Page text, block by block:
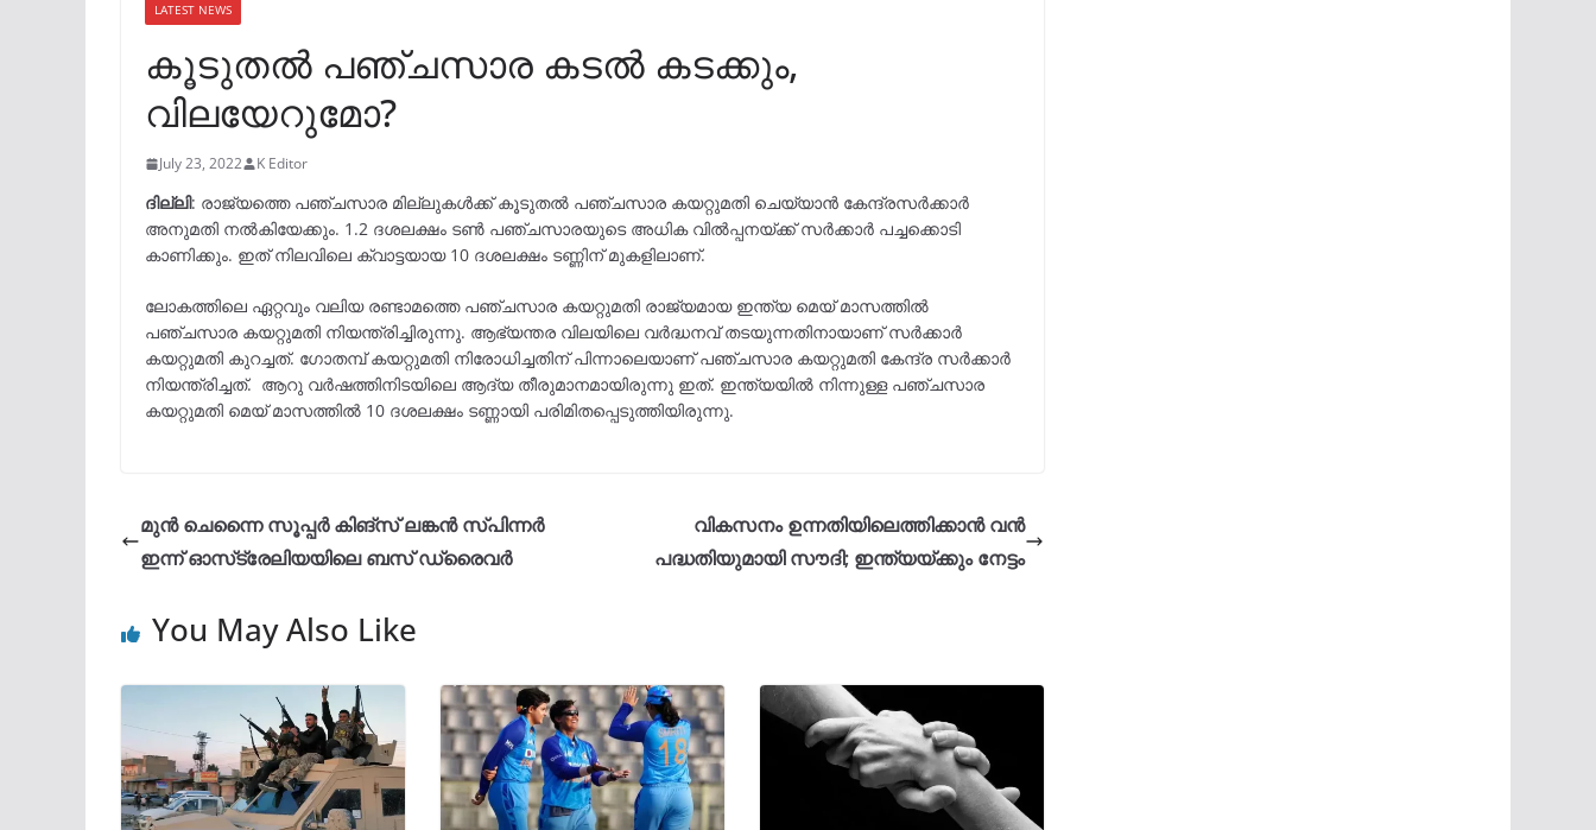
LATEST NEWS
കൂടുതൽ പഞ്ചസാര കടൽ കടക്കും,
വിലയേറുമോ?
July 23, 2022 K Editor
ദില്ലി: രാജ്യത്തെ പഞ്ചസാര മില്ലുകൾക്ക് കൂടുതൽ പഞ്ചസാര കയറ്റുമതി ചെയ്യാൻ കേന്ദ്രസർക്കാർ
അനുമതി നൽകിയേക്കും. 1.2 ദശലക്ഷം ടൺ പഞ്ചസാരയുടെ അധിക വിൽപ്പനയ്ക്ക് സർക്കാർ പച്ചക്കൊടി
കാണിക്കും. ഇത് നിലവിലെ ക്വാട്ടയായ 10 ദശലക്ഷം ടണ്ണിന് മുകളിലാണ്.
ലോകത്തിലെ ഏറ്റവും വലിയ രണ്ടാമത്തെ പഞ്ചസാര കയറ്റുമതി രാജ്യമായ ഇന്ത്യ മെയ് മാസത്തിൽ
പഞ്ചസാര കയറ്റുമതി നിയന്ത്രിച്ചിരുന്നു. ആഭ്യന്തര വിലയിലെ വർദ്ധനവ് തടയുന്നതിനായാണ് സർക്കാർ
കയറ്റുമതി കുറച്ചത്. ഗോതമ്പ് കയറ്റുമതി നിരോധിച്ചതിന് പിന്നാലെയാണ് പഞ്ചസാര കയറ്റുമതി കേന്ദ്ര സർക്കാർ
നിയന്ത്രിച്ചത്. ആറു വർഷത്തിനിടയിലെ ആദ്യ തീരുമാനമായിരുന്നു ഇത്. ഇന്ത്യയിൽ നിന്നുള്ള പഞ്ചസാര
കയറ്റുമതി മെയ് മാസത്തിൽ 10 ദശലക്ഷം ടണ്ണായി പരിമിതപ്പെടുത്തിയിരുന്നു.
മുൻ ചെന്നൈ സൂപ്പര്‍ കിങ്‌സ് ലങ്കന്‍ സ്പിന്നര്‍
ഇന്ന് ഓസ്‌ട്രേലിയയിലെ ബസ് ഡ്രൈവര്‍
വികസനം ഉന്നതിയിലെത്തിക്കാന്‍ വൻ
പദ്ധതിയുമായി സൗദി; ഇന്ത്യയ്ക്കും നേട്ടം
You May Also Like